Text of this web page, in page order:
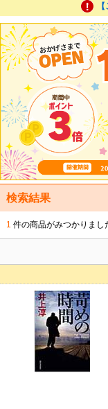
検索結果
1 件の商品がみつかりまし